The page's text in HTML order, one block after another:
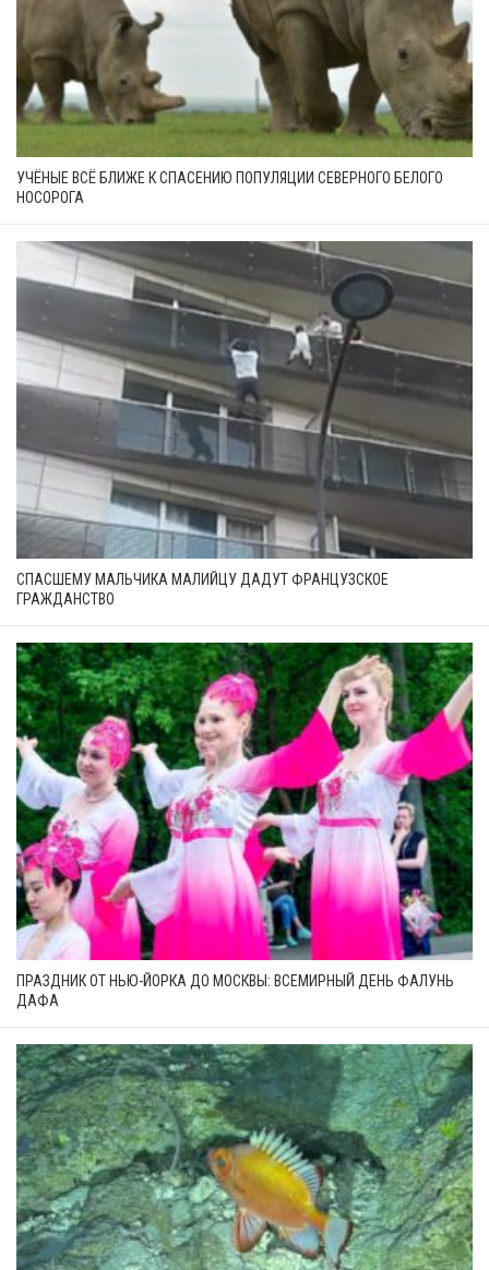
УЧЁНЫЕ ВСЁ БЛИЖЕ К СПАСЕНИЮ ПОПУЛЯЦИИ СЕВЕРНОГО БЕЛОГО
НОСОРОГА
СПАСШЕМУ МАЛЬЧИКА МАЛИЙЦУ ДАДУТ ФРАНЦУЗСКОЕ
ГРАЖДАНСТВО
ПРАЗДНИК ОТ НЬЮ-ЙОРКА ДО МОСКВЫ: ВСЕМИРНЫЙ ДЕНЬ ФАЛУНЬ
ДАФА